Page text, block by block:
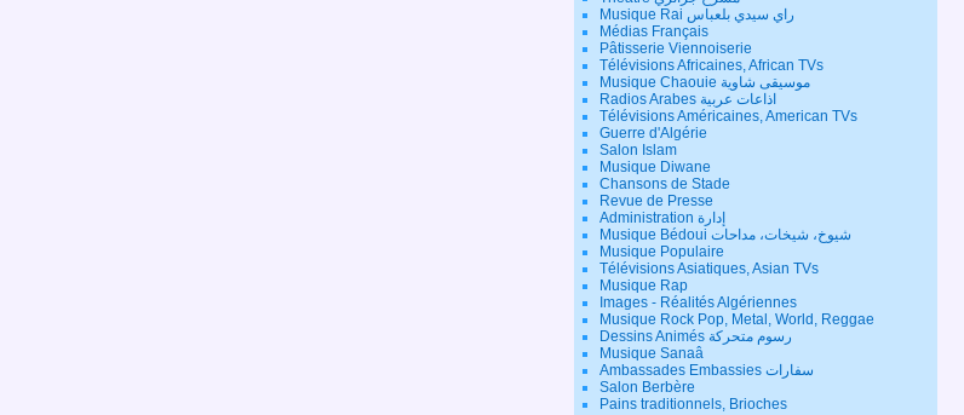
Musique Rai راي سيدي بلعباس
Médias Français
Pâtisserie Viennoiserie
Télévisions Africaines, African TVs
Musique Chaouie موسيقى شاوية
Radios Arabes اذاعات عربية
Télévisions Américaines, American TVs
Guerre d'Algérie
Salon Islam
Musique Diwane
Chansons de Stade
Revue de Presse
Administration إدارة
Musique Bédoui شيوخ، شيخات، مداحات
Musique Populaire
Télévisions Asiatiques, Asian TVs
Musique Rap
Images - Réalités Algériennes
Musique Rock Pop, Metal, World, Reggae
Dessins Animés رسوم متحركة
Musique Sanaâ
Ambassades Embassies سفارات
Salon Berbère
Pains traditionnels, Brioches